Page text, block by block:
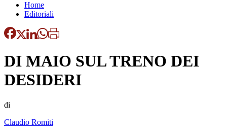
Home
Editoriali
DI MAIO SUL TRENO DEI
DESIDERI
di
Claudio Romiti